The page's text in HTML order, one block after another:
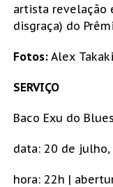
artista revelação
disgraça) do
Fotos:Alex Takaki
SERVIÇO
Baco Exu do Blues
data: 20 de julho,
hora: 22h |